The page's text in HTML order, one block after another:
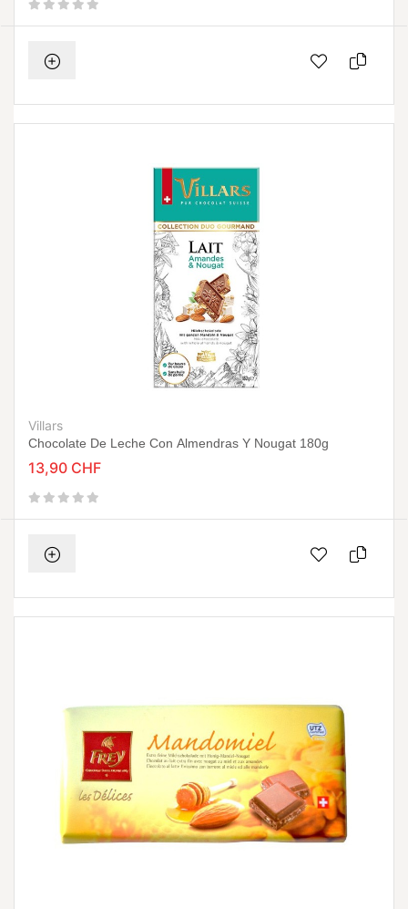
Villars
Chocolate De Leche Con Almendras Y Nougat 180g
13,90 CHF